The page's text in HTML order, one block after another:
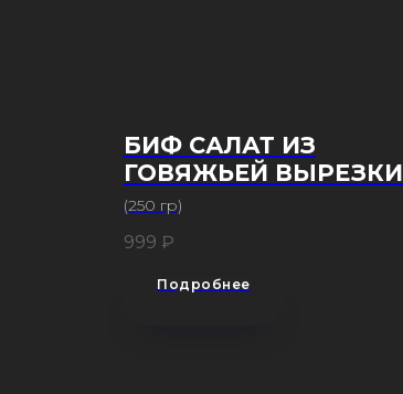
БИФ САЛАТ ИЗ
ГОВЯЖЬЕЙ ВЫРЕЗКИ
(250 гр)
999 ₽
Подробнее